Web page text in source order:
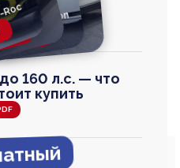
Step Wagon
000
2 670 000
160 л.с. — что
купить